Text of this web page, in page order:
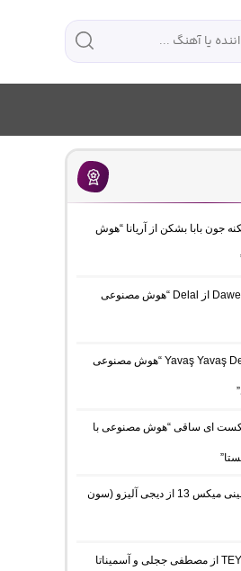
جون بابا بشکن از آریانا “هوش
دانلود آهنگ Dawet a Kurda از Delal “هوش مصنوعی
دانلود آهنگ Yavaş Yavaş Derin Derin “هوش مصنوعی
ای ساقی “هوش مصنوعی با
دانلود آهنگ ریمیکس مینی میکس 13 از دیجی آلیزو (سون